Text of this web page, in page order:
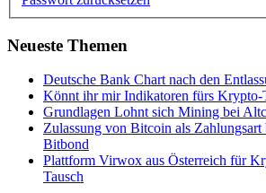
Neueste Themen
Deutsche Bank Chart nach den
Könnt ihr mir Indikatoren fürs Krypto-
Grundlagen Lohnt sich Mining bei
Zulassung von Bitcoin als
Bitbond
Plattform Virwox aus Österreich für
Tausch